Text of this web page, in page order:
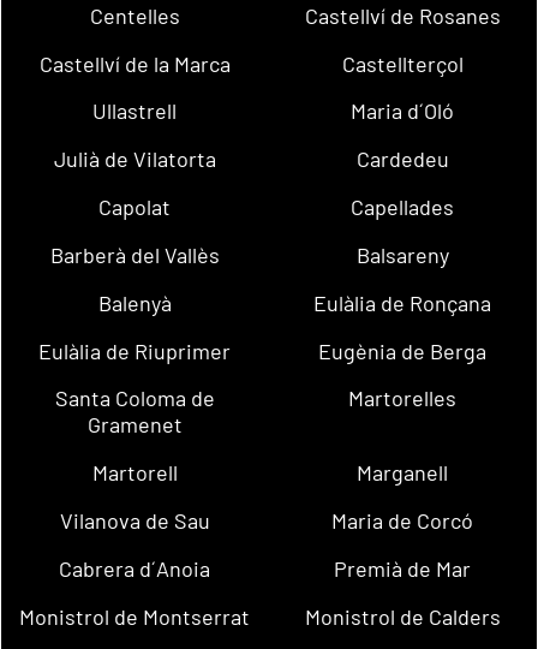
Centelles
Castellví de Rosanes
Castellví de la Marca
Castellterçol
Ullastrell
Maria d´Oló
Julià de Vilatorta
Cardedeu
Capolat
Capellades
Barberà del Vallès
Balsareny
Balenyà
Eulàlia de Ronçana
Eulàlia de Riuprimer
Eugènia de Berga
Santa Coloma de
Gramenet
Martorelles
Martorell
Marganell
Vilanova de Sau
Maria de Corcó
Cabrera d´Anoia
Premià de Mar
Monistrol de Montserrat
Monistrol de Calders